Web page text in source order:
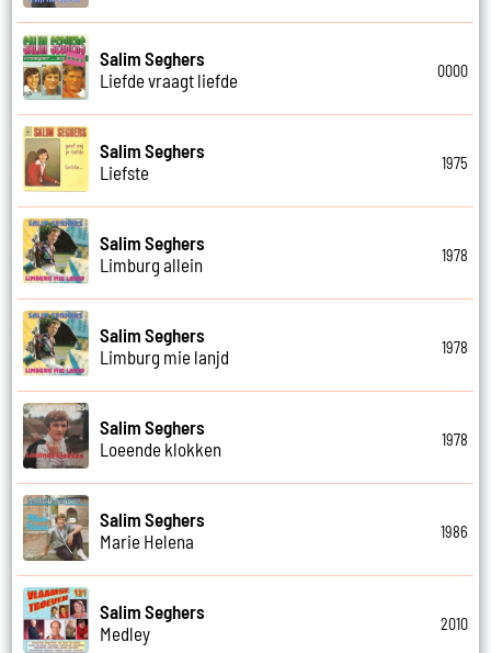
Salim Seghers
Liefde vraagt liefde
0000
Salim Seghers
Liefste
1975
Salim Seghers
Limburg allein
1978
Salim Seghers
Limburg mie lanjd
1978
Salim Seghers
Loeende klokken
1978
Salim Seghers
Marie Helena
1986
Salim Seghers
Medley
2010